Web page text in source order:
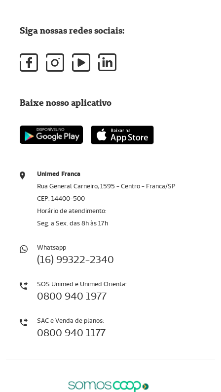
Unimed Franca
Rua General Carneiro, 1595 - Centro - Franca/SP
CEP: 14400-500
Horário de atendimento:
Seg. a Sex. das 8h às 17h
Whatsapp
(16) 99322-2340
SOS Unimed e Unimed Orienta:
0800 940 1977
SAC e Venda de planos:
0800 940 1177
Siga nossas redes sociais:
Baixe nosso aplicativo